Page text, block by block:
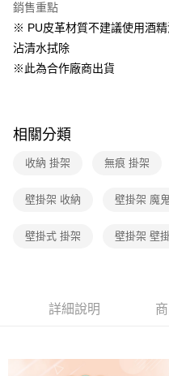
流程，驗證手機門號後，選擇欲分
成交易。
3.實際核准額度、可分期數及費用
4.訂單成立30分鐘內，如未前往確
消。如遇「轉專審核」未通過狀況
醒簡訊。
2.透過簡訊連結打開帳單後，可選
帳／街口支付／iPASS MONEY」
1.本服務係由「台灣大哥大股份有
買賣價金債權讓與本公司後，依約
運送方式
宅配【父親節大回饋】限時
每筆NT$150，滿NT$299(含以
銷售重點
※ PU皮革材質不建議使用酒
沾清水拭除
※此為合作廠商出貨
相關分類
收納 掛架 無痕 掛架
壁掛架 收納 壁掛架 魔
壁掛式 掛架 壁掛架 壁
詳細說明